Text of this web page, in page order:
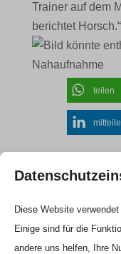
Trainer auf dem
berichtet Horsch.“
teilen
Neueste
Diese Website
Einige sind für die
andere uns helfen, Ihre